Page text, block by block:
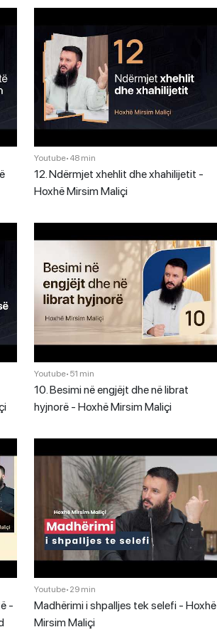
Youtube• 48 min
12. Ndërmjet xhehlit dhe xhahilijetit -
Hoxhë Mirsim Maliçi
Youtube• 51 min
10. Besimi në engjëjt dhe në librat
hyjnorë - Hoxhë Mirsim Maliçi
-
Youtube• 29 min
Madhërimi i shpalljes tek selefi - Hoxhë
Mirsim Maliçi